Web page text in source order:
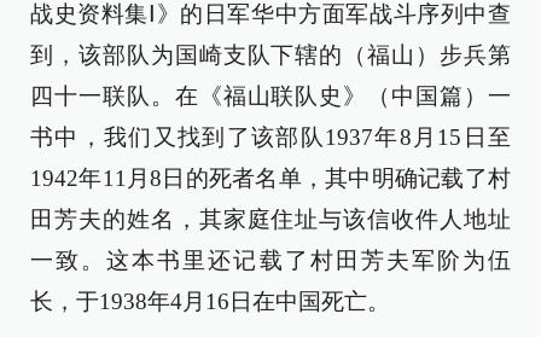
战史资料集Ⅰ》的日军华中方面军战斗序列中查
到，该部队为国崎支队下辖的（福山）步兵第
四十一联队。在《福山联队史》（中国篇）一
书中，我们又找到了该部队1937年8月15日至
1942年11月8日的死者名单，其中明确记载了村
田芳夫的姓名，其家庭住址与该信收件人地址
一致。这本书里还记载了村田芳夫军阶为伍
长，于1938年4月16日在中国死亡。